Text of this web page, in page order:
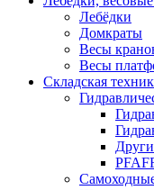
Лебёдки
Домкраты
Весы
Весы
Складская